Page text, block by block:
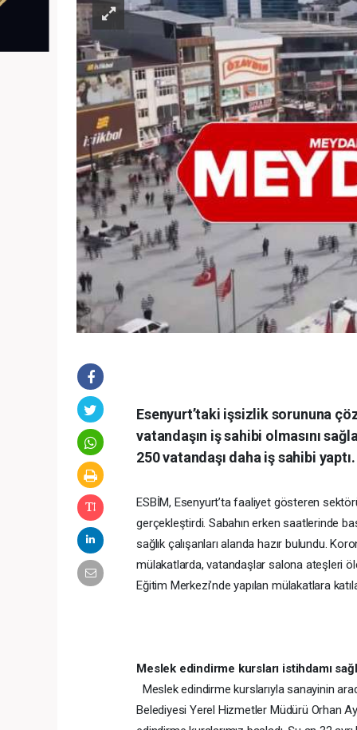
Esenyurt’taki işsizlik sorununa
vatandaşın iş sahibi olmasını
250 vatandaşı daha iş sahibi yaptı.
ESBİM, Esenyurt’ta faaliyet gösteren
gerçekleştirdi. Sabahın erken saatlerinde
sağlık çalışanları alanda hazır bulundu.
mülakatlarda, vatandaşlar salona ateşleri
Eğitim Merkezi’nde yapılan mülakatlara
Meslek edindirme kursları istihdamı
Meslek edindirme kurslarıyla sanayinin
Belediyesi Yerel Hizmetler Müdürü Orhan